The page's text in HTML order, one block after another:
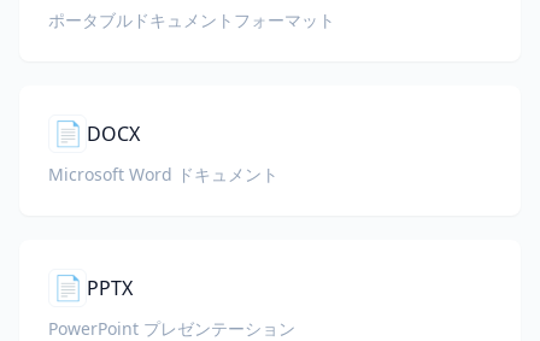
ポータブルドキュメントフォーマット
📄 DOCX
Microsoft Word ドキュメント
📄 PPTX
PowerPoint プレゼンテーション